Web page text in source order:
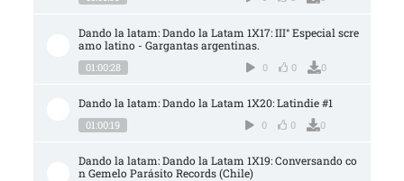
Dando la latam: Dando la Latam 1X17: III° Especial scre
amo latino - Gargantas argentinas.
01:00:28 0 0 0
Dando la latam: Dando la Latam 1X20: Latindie #1
01:00:19 0 0 0
Dando la latam: Dando la Latam 1X19: Conversando co
n Gemelo Parásito Records (Chile)